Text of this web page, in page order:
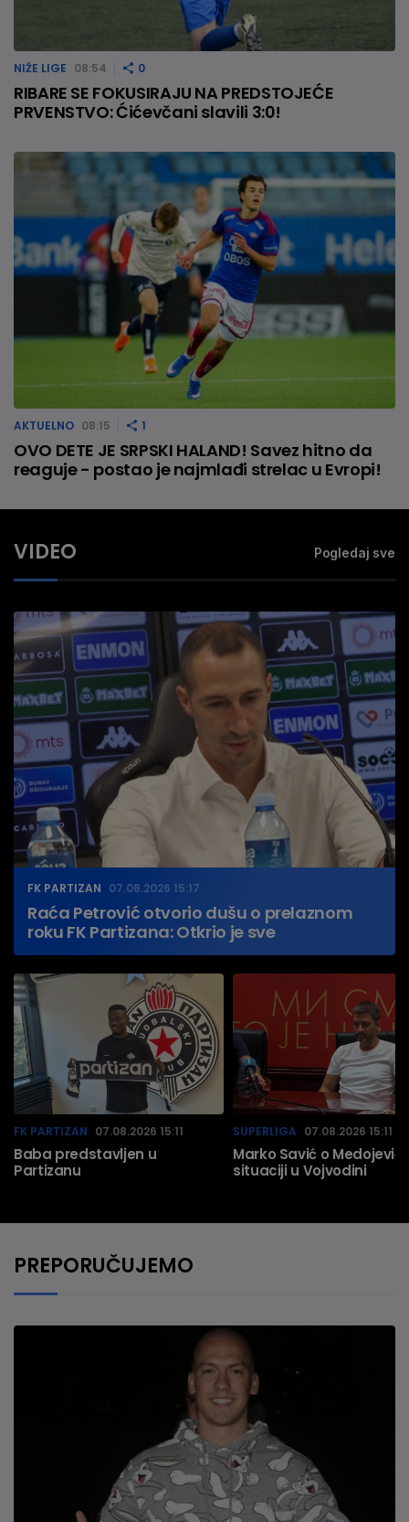
NIŽE LIGE 08:54 0
RIBARE SE FOKUSIRAJU NA PREDSTOJEĆE
PRVENSTVO: Ćićevčani slavili 3:0!
AKTUELNO 08:15 1
OVO DETE JE SRPSKI HALAND! Savez hitno da
reaguje - postao je najmlađi strelac u Evropi!
VIDEO Pogledaj sve
FK PARTIZAN 07.08.2026 15:17
Raća Petrović otvorio dušu o prelaznom
roku FK Partizana: Otkrio je sve
FK PARTIZAN 07.08.2026 15:11
Baba predstavljen u
Partizanu
SUPERLIGA 07.08.2026 15:11
Marko Savić o
situaciji u Vojvodini
PREPORUČUJEMO